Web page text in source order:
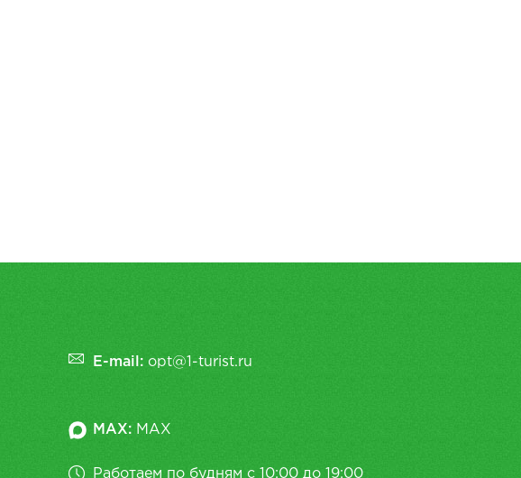
E-mail: opt@1-turist.ru
MAX: MAX
Работаем по будням с 10:00 до 19:00